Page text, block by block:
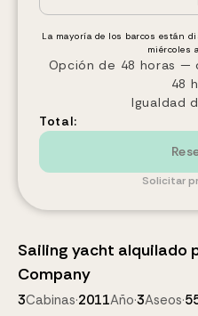
La mayoría de los barcos están
miércoles
Opción de 48 horas —
48
Igualdad
Total:
Solicitar
Sailing yacht alquilado
Company
3Cabinas·2011Año·3Aseos·